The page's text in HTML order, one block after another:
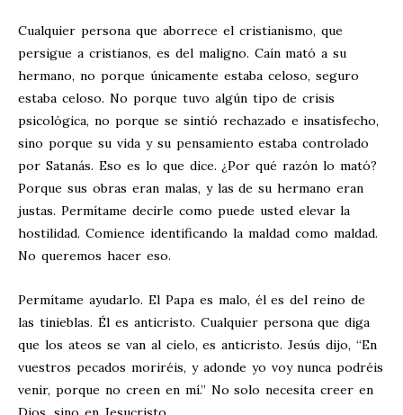
Cualquier persona que aborrece el cristianismo, que
persigue a cristianos, es del maligno. Caín mató a su
hermano, no porque únicamente estaba celoso, seguro
estaba celoso. No porque tuvo algún tipo de crisis
psicológica, no porque se sintió rechazado e insatisfecho,
sino porque su vida y su pensamiento estaba controlado
por Satanás. Eso es lo que dice. ¿Por qué razón lo mató?
Porque sus obras eran malas, y las de su hermano eran
justas. Permítame decirle como puede usted elevar la
hostilidad. Comience identificando la maldad como maldad.
No queremos hacer eso.
Permítame ayudarlo. El Papa es malo, él es del reino de
las tinieblas. Él es anticristo. Cualquier persona que diga
que los ateos se van al cielo, es anticristo. Jesús dijo, “En
vuestros pecados moriréis, y adonde yo voy nunca podréis
venir, porque no creen en mí.” No solo necesita creer en